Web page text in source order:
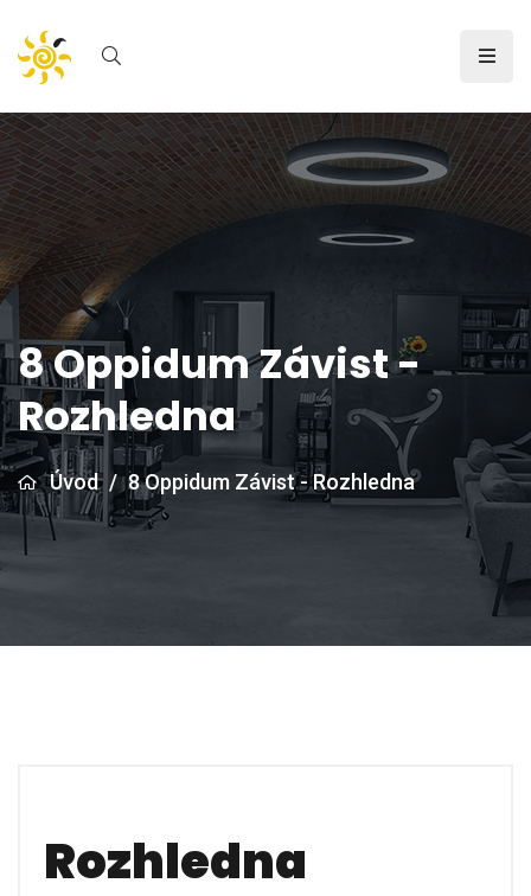
8 Oppidum Závist -
Rozhledna
Úvod / 8 Oppidum Závist - Rozhledna
Rozhledna